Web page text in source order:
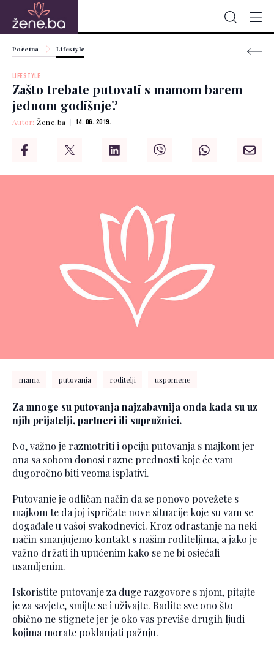
Početna Lifestyle
LIFESTYLE
Zašto trebate putovati s mamom barem
jednom godišnje?
Autor:Žene.ba 14. 06. 2019.
mama putovanja roditelji uspomene
Za mnoge su putovanja najzabavnija onda kada su uz
njih prijatelji, partneri ili supružnici.
No, važno je razmotriti i opciju putovanja s majkom jer
ona sa sobom donosi razne prednosti koje će vam
dugoročno biti veoma isplativi.
Putovanje je odličan način da se ponovo povežete s
majkom te da joj ispričate nove situacije koje su vam se
događale u vašoj svakodnevici. Kroz odrastanje na neki
način smanjujemo kontakt s našim roditeljima, a jako je
važno držati ih upućenim kako se ne bi osjećali
usamljenim.
Iskoristite putovanje za duge razgovore s njom, pitajte
je za savjete, smijte se i uživajte. Radite sve ono što
obično ne stignete jer je oko vas previše drugih ljudi
kojima morate poklanjati pažnju.